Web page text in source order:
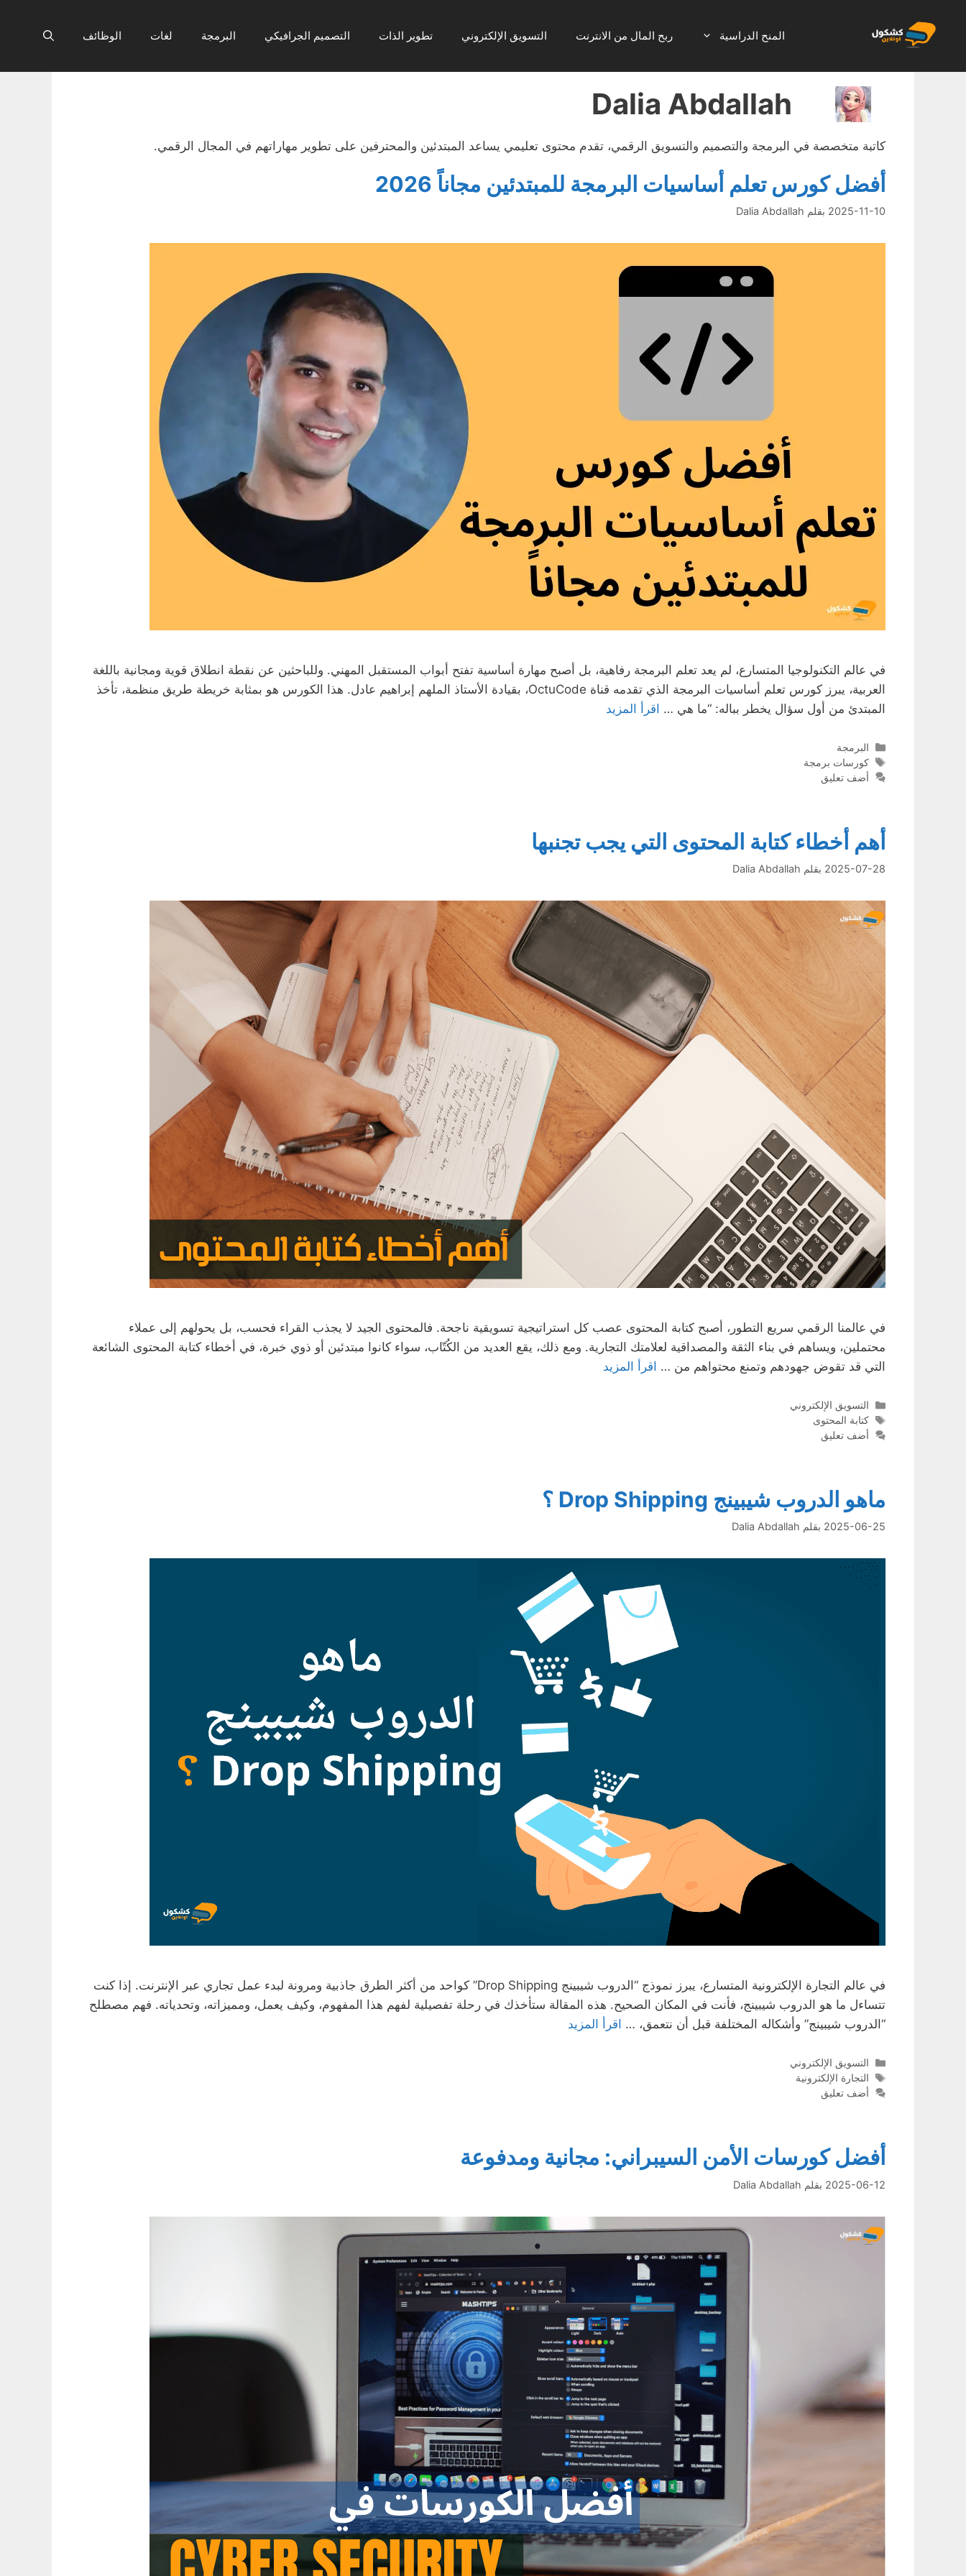
المحتوى
المنح الدراسية ربح المال من الانترنت التسويق الإلكتروني تطوير الذات التصميم الجرافيكي البرمجة لغات الوظائف
Dalia Abdallah
كاتبة متخصصة في البرمجة والتصميم والتسويق الرقمي، تقدم محتوى تعليمي يساعد المبتدئين والمحترفين على تطوير مهاراتهم في المجال الرقمي.
أفضل كورس تعلم أساسيات البرمجة للمبتدئين مجاناً 2026
2025-11-10 بقلم Dalia Abdallah
في عالم التكنولوجيا المتسارع، لم يعد تعلم البرمجة رفاهية، بل أصبح مهارة أساسية تفتح أبواب المستقبل المهني. وللباحثين عن نقطة انطلاق قوية ومجانية باللغة
العربية، يبرز كورس تعلم أساسيات البرمجة الذي تقدمه قناة OctuCode، بقيادة الأستاذ الملهم إبراهيم عادل. هذا الكورس هو بمثابة خريطة طريق منظمة، تأخذ
المبتدئ من أول سؤال يخطر بباله: “ما هي … اقرأ المزيد
التصنيفات
البرمجة
الوسوم
كورسات برمجة
أضف تعليق
أهم أخطاء كتابة المحتوى التي يجب تجنبها
2025-07-28 بقلم Dalia Abdallah
في عالمنا الرقمي سريع التطور، أصبح كتابة المحتوى عصب كل استراتيجية تسويقية ناجحة. فالمحتوى الجيد لا يجذب القراء فحسب، بل يحولهم إلى عملاء
محتملين، ويساهم في بناء الثقة والمصداقية لعلامتك التجارية. ومع ذلك، يقع العديد من الكُتّاب، سواء كانوا مبتدئين أو ذوي خبرة، في أخطاء كتابة المحتوى الشائعة
التي قد تقوض جهودهم وتمنع محتواهم من … اقرأ المزيد
التصنيفات
التسويق الإلكتروني
الوسوم
كتابة المحتوى
أضف تعليق
ماهو الدروب شيبينج Drop Shipping ؟
2025-06-25 بقلم Dalia Abdallah
في عالم التجارة الإلكترونية المتسارع، يبرز نموذج “الدروب شيبينج Drop Shipping” كواحد من أكثر الطرق جاذبية ومرونة لبدء عمل تجاري عبر الإنترنت. إذا كنت
تتساءل ما هو الدروب شيبينج، فأنت في المكان الصحيح. هذه المقالة ستأخذك في رحلة تفصيلية لفهم هذا المفهوم، وكيف يعمل، ومميزاته، وتحدياته. فهم مصطلح
“الدروب شيبينج” وأشكاله المختلفة قبل أن نتعمق، … اقرأ المزيد
التصنيفات
التسويق الإلكتروني
الوسوم
التجارة الإلكترونية
أضف تعليق
أفضل كورسات الأمن السيبراني: مجانية ومدفوعة
2025-06-12 بقلم Dalia Abdallah